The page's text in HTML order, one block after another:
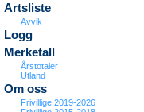
Artsliste
Avvik
Logg
Merketall
Årstotaler
Utland
Om oss
Frivillige 2019-2026